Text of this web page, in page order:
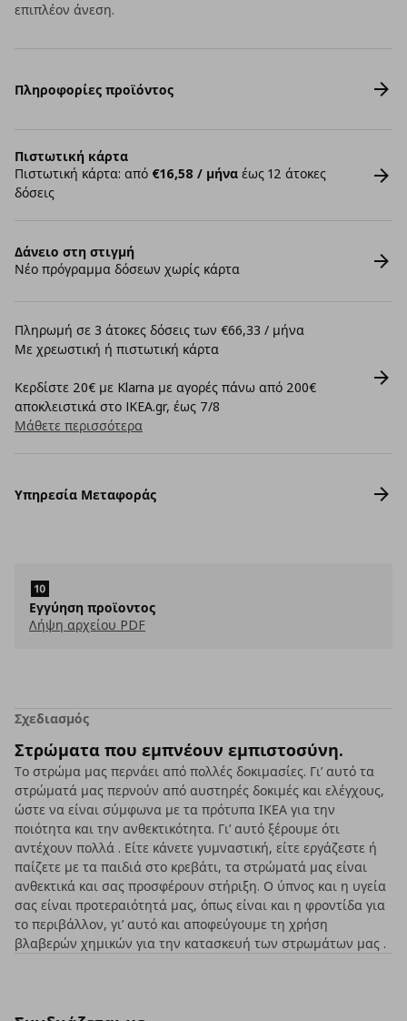
επιπλέον άνεση.
Πληροφορίες προϊόντος
Πιστωτική κάρτα
Πιστωτική κάρτα: από €16,58 / μήνα έως 12 άτοκες
δόσεις
Δάνειο στη στιγμή
Νέο πρόγραμμα δόσεων χωρίς κάρτα
Πληρωμή σε 3 άτοκες δόσεις των €66,33 / μήνα
Με χρεωστική ή πιστωτική κάρτα
Κερδίστε 20€ με Klarna με αγορές πάνω από 200€
αποκλειστικά στο IKEA.gr, έως 7/8
Μάθετε περισσότερα
Υπηρεσία Μεταφοράς
Εγγύηση προϊοντος
Λήψη αρχείου PDF
Σχεδιασμός
Στρώματα που εμπνέουν εμπιστοσύνη.
Το στρώμα μας περνάει από πολλές δοκιμασίες. Γι’ αυτό τα
στρώματά μας περνούν από αυστηρές δοκιμές και ελέγχους,
ώστε να είναι σύμφωνα με τα πρότυπα ΙΚΕΑ για την
ποιότητα και την ανθεκτικότητα. Γι’ αυτό ξέρουμε ότι
αντέχουν πολλά . Είτε κάνετε γυμναστική, είτε εργάζεστε ή
παίζετε με τα παιδιά στο κρεβάτι, τα στρώματά μας είναι
ανθεκτικά και σας προσφέρουν στήριξη. Ο ύπνος και η υγεία
σας είναι προτεραιότητά μας, όπως είναι και η φροντίδα για
το περιβάλλον, γι’ αυτό και αποφεύγουμε τη χρήση
βλαβερών χημικών για την κατασκευή των στρωμάτων μας .